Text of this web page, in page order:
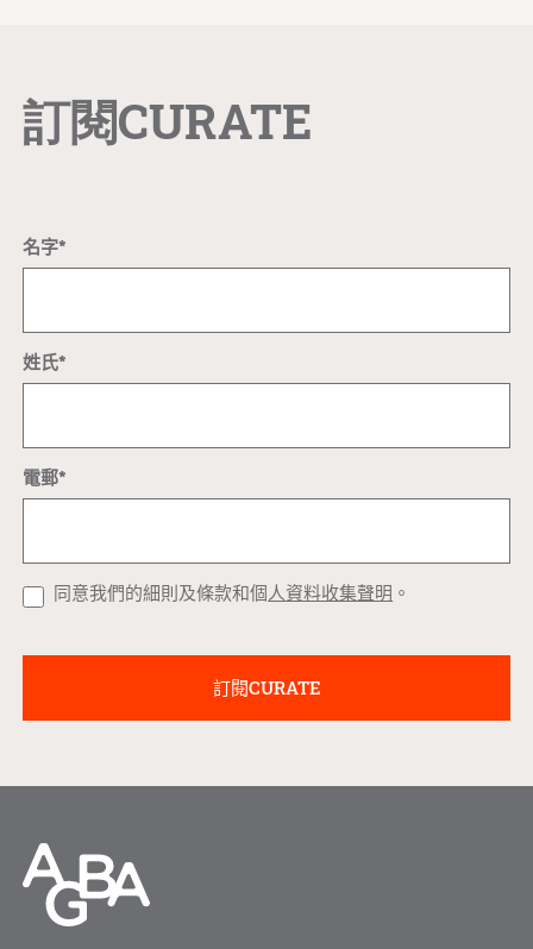
訂閱CURATE
名字*
姓氏*
電郵*
同意我們的細則及條款和個人資料收集聲明 。